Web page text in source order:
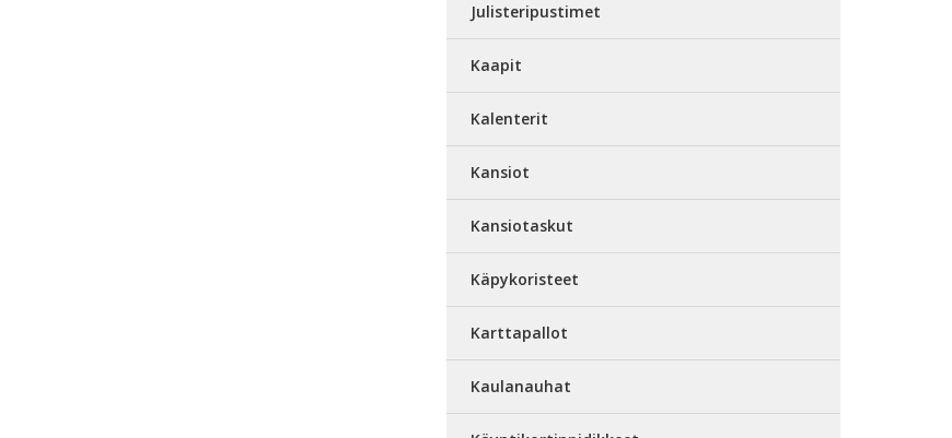
Julisteripustimet
Kaapit
Kalenterit
Kansiot
Kansiotaskut
Käpykoristeet
Karttapallot
Kaulanauhat